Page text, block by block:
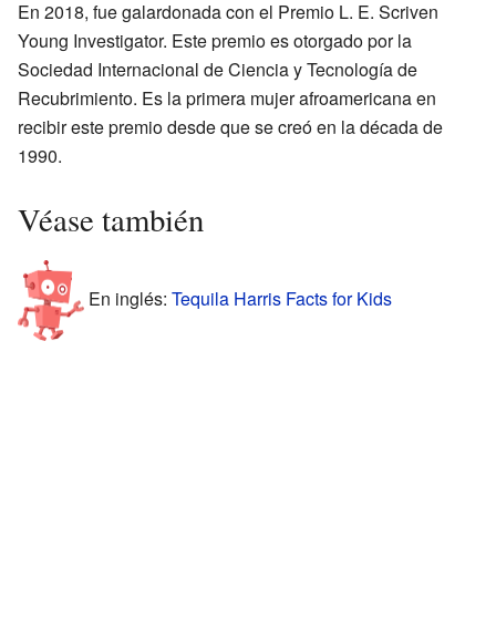
En 2018, fue galardonada con el Premio L. E. Scriven
Young Investigator. Este premio es otorgado por la
Sociedad Internacional de Ciencia y Tecnología de
Recubrimiento. Es la primera mujer afroamericana en
recibir este premio desde que se creó en la década de
1990.
Véase también
En inglés: Tequila Harris Facts for Kids